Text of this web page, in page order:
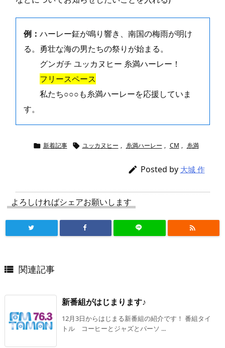
例： ハーレー鉦が鳴り響き、南国の梅雨が明け
る。勇壮な海の男たちの祭りが始まる。
グンガチ ユッカヌヒー 糸満ハーレー！
フリースペース
私たち○○○も糸満ハーレーを応援していま
す。
 新着記事  ユッカヌヒー , 糸満ハーレー , CM , 糸満
 Posted by 大城 作
よろしければシェアお願いします

 関連記事
新番組がはじまります♪
12月3日からはじまる新番組の紹介です！ 番組タイ
トル コーヒーとジャズとパーソ ...